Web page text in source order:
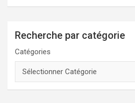
Recherche par catégorie
Catégories